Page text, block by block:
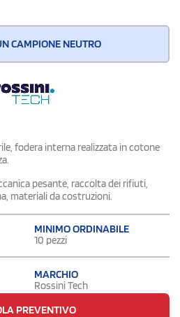
CAMPIONE NEUTRO
fodera interna realizzata in cotone
pesante, raccolta dei rifiuti,
materiali da costruzioni.
MINIMO ORDINABILE
10 pezzi
MARCHIO
Rossini Tech
PREVENTIVO